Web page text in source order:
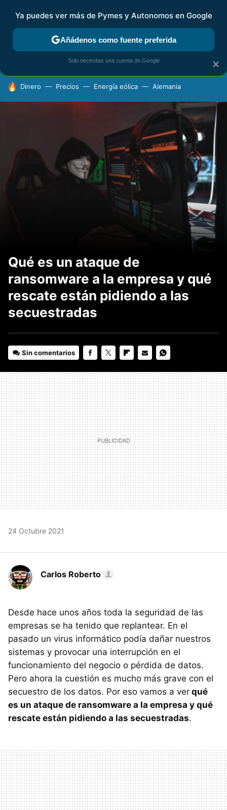
FISCALIDAD Y CONTABILIDAD KIT DIGITAL RENTA
HOY SE HABLA DE
Dinero Precios Energía eólica Alemania
Qué es un ataque de
ransomware a la empresa y qué
rescate están pidiendo a las
secuestradas
Sin comentarios
MAIL
24 Octubre 2021
Carlos Roberto
Desde hace unos años toda la seguridad de las
empresas se ha tenido que replantear. En el
pasado un virus informático podía dañar nuestros
sistemas y provocar una interrupción en el
funcionamiento del negocio o pérdida de datos.
Pero ahora la cuestión es mucho más grave con el
secuestro de los datos. Por eso vamos a ver qué
es un ataque de ransomware a la empresa y qué
rescate están pidiendo a las secuestradas.
×
Ya puedes ver más de Pymes y Autonomos en Google
Añádenos como fuente preferida
Solo necesitas una cuenta de Google